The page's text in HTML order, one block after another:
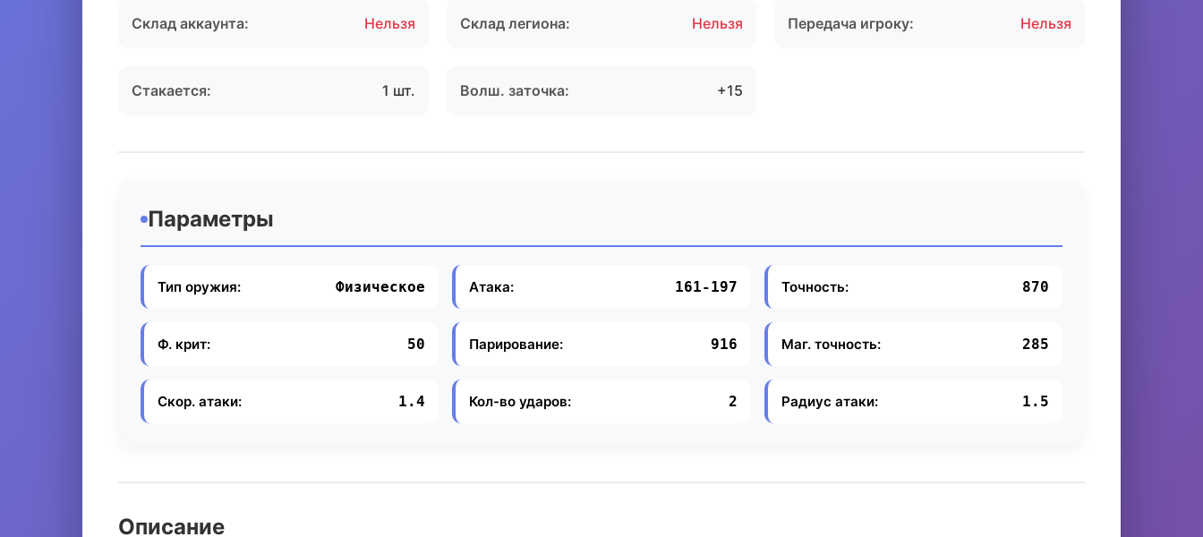
Склад аккаунта: Нельзя Склад легиона: Нельзя Передача игроку: Нельзя
Стакается: 1 шт. Волш. заточка: +15
Параметры
Тип оружия: Физическое Атака: 161-197 Точность: 870
Ф. крит: 50 Парирование: 916 Маг. точность: 285
Скор. атаки: 1.4 Кол-во ударов: 2 Радиус атаки: 1.5
Описание